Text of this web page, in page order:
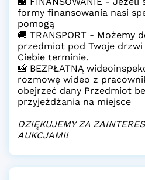
formy finansowania nasi
pomogą
🚚 TRANSPORT - Możemy
przedmiot pod Twoje
Ciebie terminie.
📸 BEZPŁATNĄ
rozmowę wideo z
obejrzeć dany Przedmiot
przyjeżdżania na miejsce
DZIĘKUJEMY ZA
AUKCJAMI!